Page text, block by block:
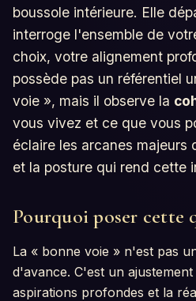
boussole intérieure. Elle
interroge l'ensemble de
choix, votre alignement
possède pas un référentiel
voie », mais il observe la
vous vivez et ce que vous
éclaire les arcanes majeurs
et la posture qui rend cette
Pourquoi poser cette
La « bonne voie » n'est pas
d'avance. C'est un
aspirations profondes et la